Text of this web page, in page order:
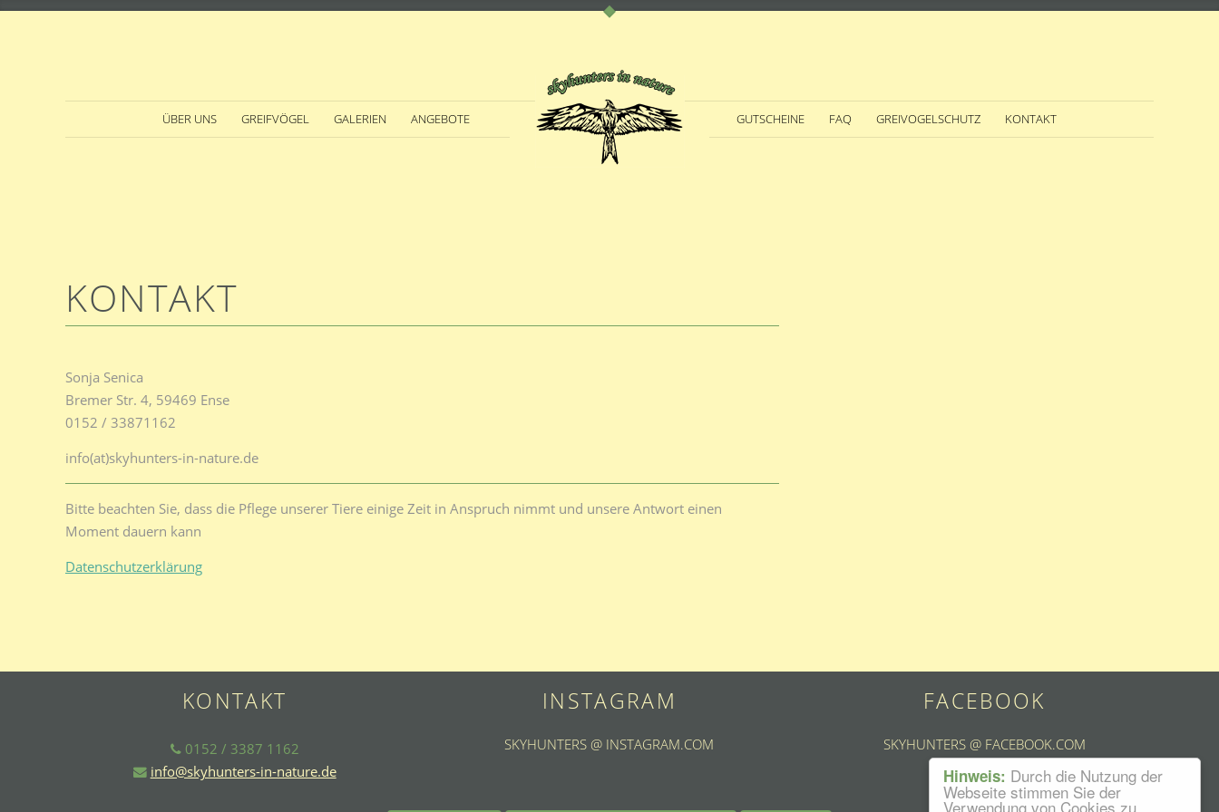
Hinweis: Durch die Nutzung der
Webseite stimmen Sie der
Verwendung von Cookies zu.
ÜBER UNS GREIFVÖGEL GALERIEN ANGEBOTE GUTSCHEINE FAQ GREIVOGELSCHUTZ KONTAKT
KONTAKT
Sonja Senica
Bremer Str. 4, 59469 Ense
0152 / 33871162
info(at)skyhunters-in-nature.de
Bitte beachten Sie, dass die Pflege unserer Tiere einige Zeit in Anspruch nimmt und unsere Antwort einen
Moment dauern kann
Datenschutzerklärung
KONTAKT
0152 / 3387 1162
info@skyhunters-in-nature.de
INSTAGRAM
SKYHUNTERS @ INSTAGRAM.COM
FACEBOOK
SKYHUNTERS @ FACEBOOK.COM